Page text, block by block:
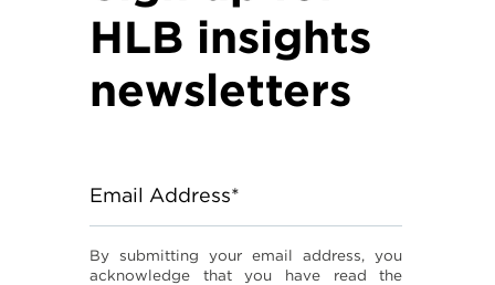
HLB insights
newsletters
Email Address*
By submitting your email address, you
acknowledge that you have read the